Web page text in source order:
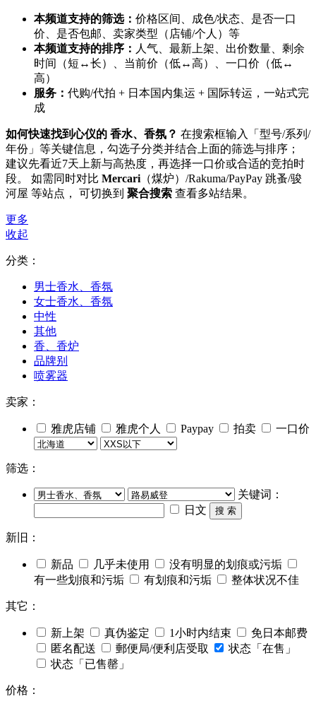
本频道支持的筛选： 价格区间、成色/状态、是否一口
价、是否包邮、卖家类型（店铺/个人）等
本频道支持的排序： 人气、最新上架、出价数量、剩余
时间（短↔长）、当前价（低↔高）、一口价（低↔
高）
服务： 代购/代拍 + 日本国内集运 + 国际转运，一站式完
成
如何快速找到心仪的 香水、香氛？ 在搜索框输入「型号/系列/
年份」等关键信息，勾选子分类并结合上面的筛选与排序；
建议先看近7天上新与高热度，再选择一口价或合适的竞拍时
段。 如需同时对比 Mercari （煤炉）/Rakuma/PayPay 跳蚤/骏
河屋 等站点， 可切换到 聚合搜索 查看多站结果。
更多
收起
分类：
男士香水、香氛
女士香水、香氛
中性
其他
香、香炉
品牌别
喷雾器
卖家：
雅虎店铺 雅虎个人 Paypay 拍卖 一口价
筛选：
关键词：
日文
搜 索
新旧：
新品 几乎未使用
没有明显的划痕或污垢
有一些划痕和污垢
有划痕和污垢 整体状况不佳
其它：
新上架 真伪鉴定 1小时内结束
免日本邮费
匿名配送
郵便局/便利店受取
状态「在售」
状态「已售罄」
价格：